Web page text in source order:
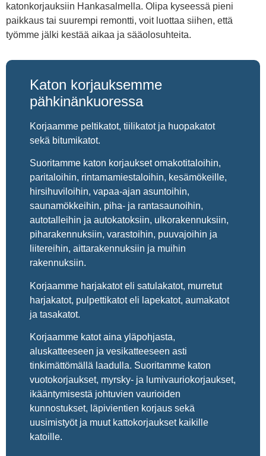
katonkorjauksiin Hankasalmella. Olipa kyseessä pieni
paikkaus tai suurempi remontti, voit luottaa siihen, että
työmme jälki kestää aikaa ja sääolosuhteita.
Katon korjauksemme
pähkinänkuoressa
Korjaamme peltikatot, tiilikatot ja huopakatot
sekä bitumikatot.
Suoritamme katon korjaukset omakotitaloihin,
paritaloihin, rintamamiestaloihin, kesämökeille,
hirsihuviloihin, vapaa-ajan asuntoihin,
saunamökkeihin, piha- ja rantasaunoihin,
autotalleihin ja autokatoksiin, ulkorakennuksiin,
piharakennuksiin, varastoihin, puuvajoihin ja
liitereihin, aittarakennuksiin ja muihin
rakennuksiin.
Korjaamme harjakatot eli satulakatot, murretut
harjakatot, pulpettikatot eli lapekatot, aumakatot
ja tasakatot.
Korjaamme katot aina yläpohjasta,
aluskatteeseen ja vesikatteeseen asti
tinkimättömällä laadulla. Suoritamme katon
vuotokorjaukset, myrsky- ja lumivauriokorjaukset,
ikääntymisestä johtuvien vaurioiden
kunnostukset, läpivientien korjaus sekä
uusimistyöt ja muut kattokorjaukset kaikille
katoille.